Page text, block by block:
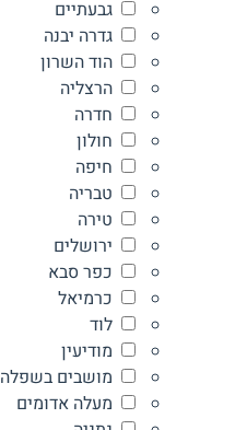
גבעתיים
גדרה יבנה
הוד השרון
הרצליה
חדרה
חולון
חיפה
טבריה
טירה
ירושלים
כפר סבא
כרמיאל
לוד
מודיעין
מושבים בשפלה
מעלה אדומים